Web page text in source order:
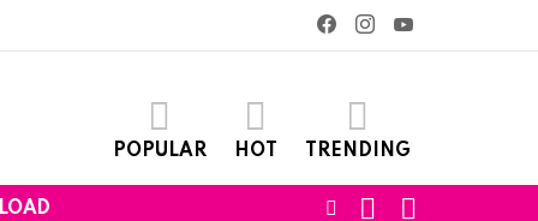
facebookinstagram
POPULAR HOT TRENDING
FOLLOWSEARCH